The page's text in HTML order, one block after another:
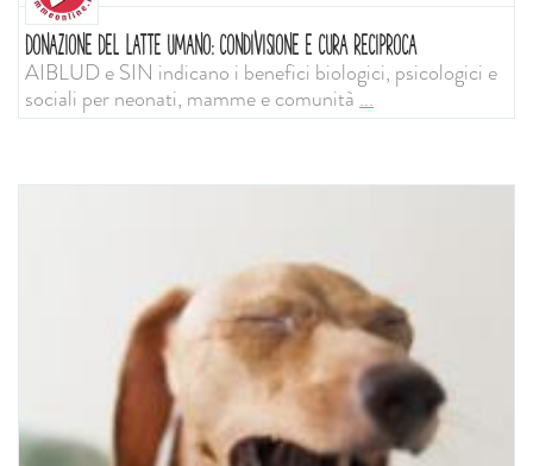
DONAZIONE DEL LATTE UMANO: CONDIVISIONE E CURA RECIPROCA
AIBLUD e SIN indicano i benefici biologici, psicologici e
sociali per neonati, mamme e comunità...